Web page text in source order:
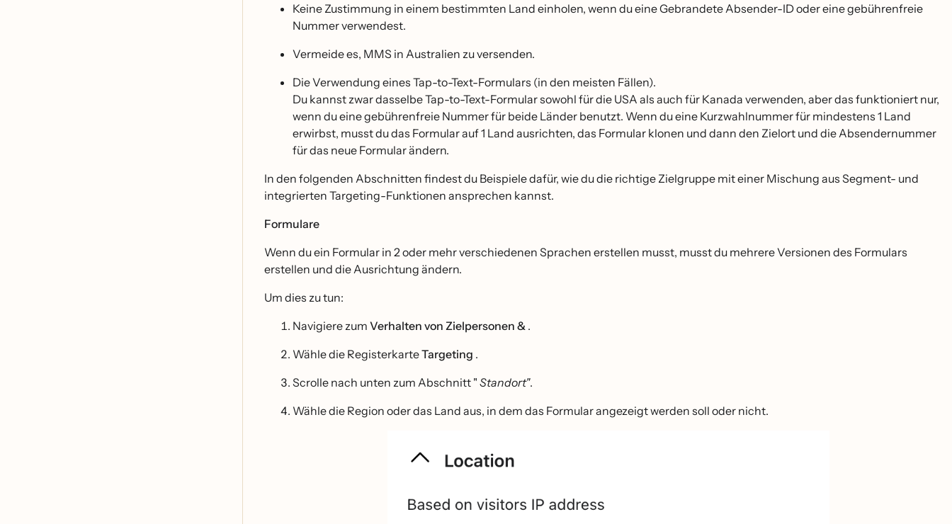
Keine Zustimmung in einem bestimmten Land einholen, wenn du eine Gebrandete Absender-ID oder eine gebührenfreie
Nummer verwendest.
Vermeide es, MMS in Australien zu versenden.
Die Verwendung eines Tap-to-Text-Formulars (in den meisten Fällen).
Du kannst zwar dasselbe Tap-to-Text-Formular sowohl für die USA als auch für Kanada verwenden, aber das funktioniert nur,
wenn du eine gebührenfreie Nummer für beide Länder benutzt. Wenn du eine Kurzwahlnummer für mindestens 1 Land
erwirbst, musst du das Formular auf 1 Land ausrichten, das Formular klonen und dann den Zielort und die Absendernummer
für das neue Formular ändern.
In den folgenden Abschnitten findest du Beispiele dafür, wie du die richtige Zielgruppe mit einer Mischung aus Segment- und
integrierten Targeting-Funktionen ansprechen kannst.
Formulare
Wenn du ein Formular in 2 oder mehr verschiedenen Sprachen erstellen musst, musst du mehrere Versionen des Formulars
erstellen und die Ausrichtung ändern.
Um dies zu tun:
Navigiere zum Verhalten von Zielpersonen & .
Wähle die RegisterkarteTargeting .
Scrolle nach unten zum Abschnitt " Standort".
Wähle die Region oder das Land aus, in dem das Formular angezeigt werden soll oder nicht.